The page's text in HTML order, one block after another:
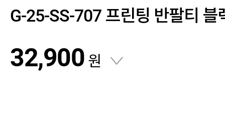
G-25-SS-707 프린팅 반팔티 블
32,900 원